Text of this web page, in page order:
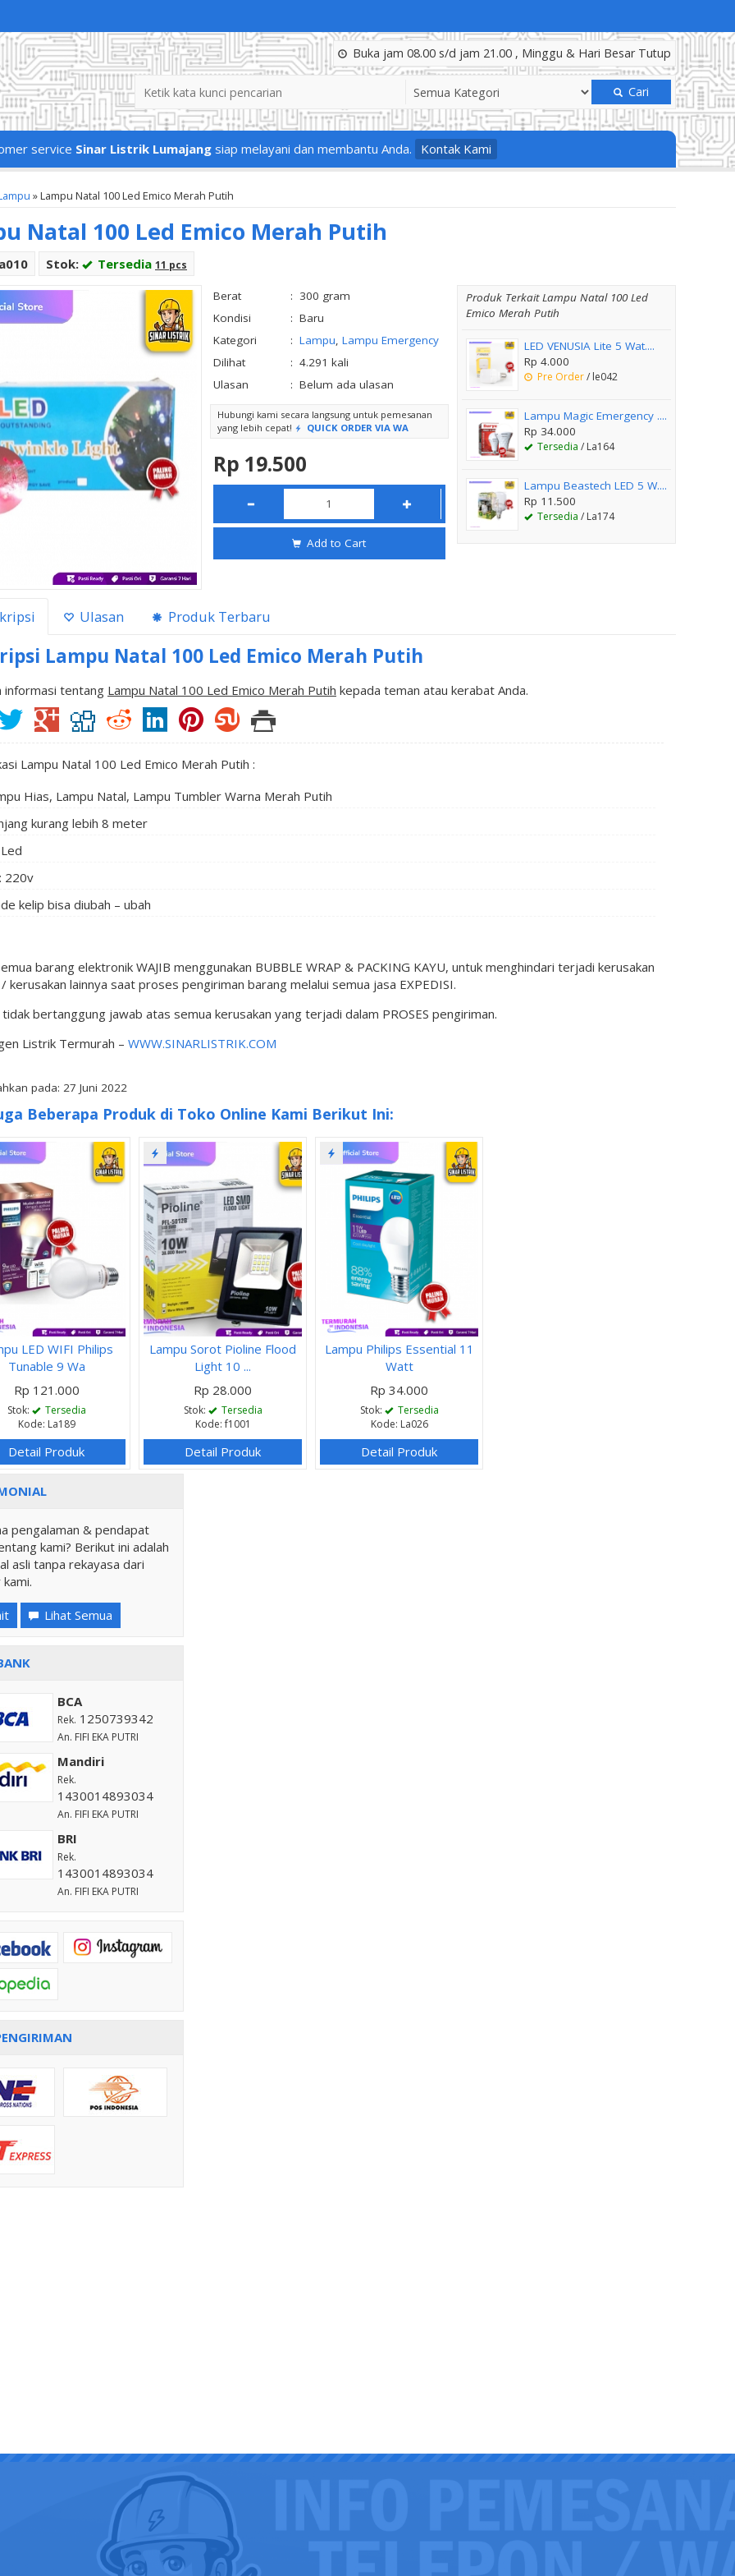
Buka jam 08.00 s/d jam 21.00 , Minggu & Hari Besar Tutup
Cari
service Sinar Listrik Lumajang siap melayani dan membantu Anda. Kontak Kami
»Lampu Natal 100 Led Emico Merah Putih
Natal 100 Led Emico Merah Putih
Stok: Tersedia 11 pcs
Berat : 300 gram
Kondisi
: Baru
Kategori
: Lampu, Lampu Emergency
Dilihat
: 4.291 kali
Ulasan
: Belum ada ulasan
Hubungi kami secara langsung untuk pemesanan
yang lebih cepat!
QUICK ORDER VIA WA
Rp 19.500
Add to Cart
Produk Terkait Lampu Natal 100 Led
Emico Merah Putih
LED VENUSIA Lite 5 Wat....
Rp 4.000
Pre Order/ le042
Lampu Magic Emergency ....
Rp 34.000
Tersedia / La164
Lampu Beastech LED 5 W....
Rp 11.500
Tersedia / La174
Ulasan Produk Terbaru
Lampu Natal 100 Led Emico Merah Putih
informasi tentang Lampu Natal 100 Led Emico Merah Putih kepada teman atau kerabat Anda.
Lampu Natal 100 Led Emico Merah Putih :
Hias, Lampu Natal, Lampu Tumbler Warna Merah Putih
kurang lebih 8 meter
220v
kelip bisa diubah – ubah
barang elektronik WAJIB menggunakan BUBBLE WRAP & PACKING KAYU, untuk menghindari terjadi kerusakan
/ kerusakan lainnya saat proses pengiriman barang melalui semua jasa EXPEDISI.
tidak bertanggung jawab atas semua kerusakan yang terjadi dalam PROSES pengiriman.
Listrik Termurah – WWW.SINARLISTRIK.COM
pada: 27 Juni 2022
Beberapa Produk di Toko Online Kami Berikut Ini:
LED WIFI Philips
Tunable 9 Wa
Rp 121.000
Stok:
Tersedia
Kode: La189
Detail Produk
Lampu Sorot Pioline Flood
Light 10 ...
Rp 28.000
Stok:
Tersedia
Kode: f1001
Detail Produk
Lampu Philips Essential 11
Watt
Rp 34.000
Stok:
Tersedia
Kode: La026
Detail Produk
pengalaman & pendapat
kami? Berikut ini adalah
asli tanpa rekayasa dari
Lihat Semua
BCA
Rek. 1250739342
An. FIFI EKA PUTRI
Mandiri
Rek.
1430014893034
An. FIFI EKA PUTRI
BRI
Rek.
1430014893034
An. FIFI EKA PUTRI